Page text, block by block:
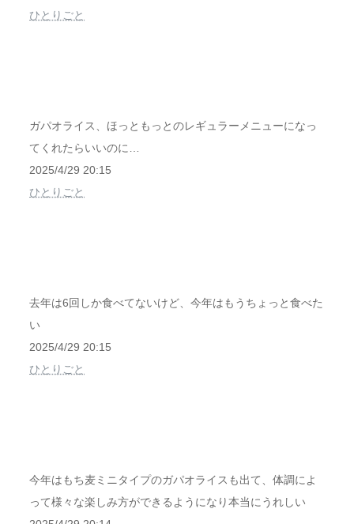
ひとりごと
ガパオライス、ほっともっとのレギュラーメニューになっ
てくれたらいいのに…
2025/4/29 20:15
ひとりごと
去年は6回しか食べてないけど、今年はもうちょっと食べた
い
2025/4/29 20:15
ひとりごと
今年はもち麦ミニタイプのガパオライスも出て、体調によ
って様々な楽しみ方ができるようになり本当にうれしい